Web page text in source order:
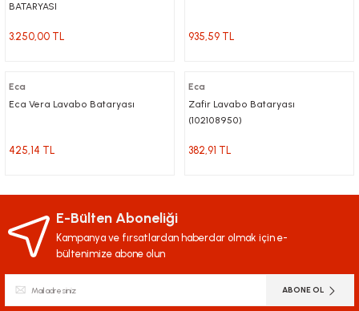
BATARYASI
3.250,00 TL 935,59 TL
Eca
Eca Vera Lavabo Bataryası
425,14 TL
Eca
Zafir Lavabo Bataryası
(102108950)
382,91 TL
E-Bülten Aboneliği
Kampanya ve fırsatlardan haberdar olmak için e-
bültenimize abone olun
ABONE OL